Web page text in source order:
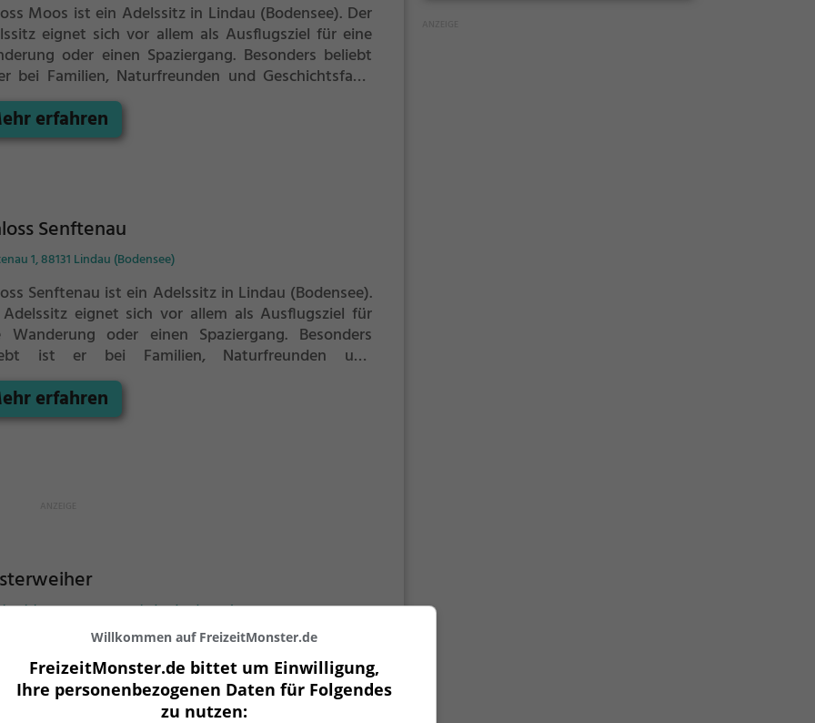
Moos ist ein Adelssitz in Lindau (Bodensee). Der
eignet sich vor allem als Ausflugsziel für eine
oder einen Spaziergang. Besonders beliebt
bei Familien, Naturfreunden und Geschichtsfans.
offenbart historische Aspekte aus längst
Zeiten und bietet einen kleinen Einblick in
erfahren
Senftenau
1, 88131 Lindau (Bodensee)
Senftenau ist ein Adelssitz in Lindau (Bodensee).
eignet sich vor allem als Ausflugsziel für
Wanderung oder einen Spaziergang. Besonders
ist er bei Familien, Naturfreunden und
Der Adelssitz offenbart historische
aus längst vergangenen Zeiten und bietet einen
Einblick in die Geschichte.
erfahren
Kick-Straße 53, 88131 Lindau (Bodensee)
Klosterweiher ist ein 0,3 ha großer See in Lindau
Anstatt ins Freibad zu gehen bietet der See
pur mitten im Grünen. Auf den
Liegewiesen bleibt genügend Platz zum
Willkommen auf FreizeitMonster.de
FreizeitMonster.de bittet um Einwilligung,
Ihre personenbezogenen Daten für Folgendes
zu nutzen: